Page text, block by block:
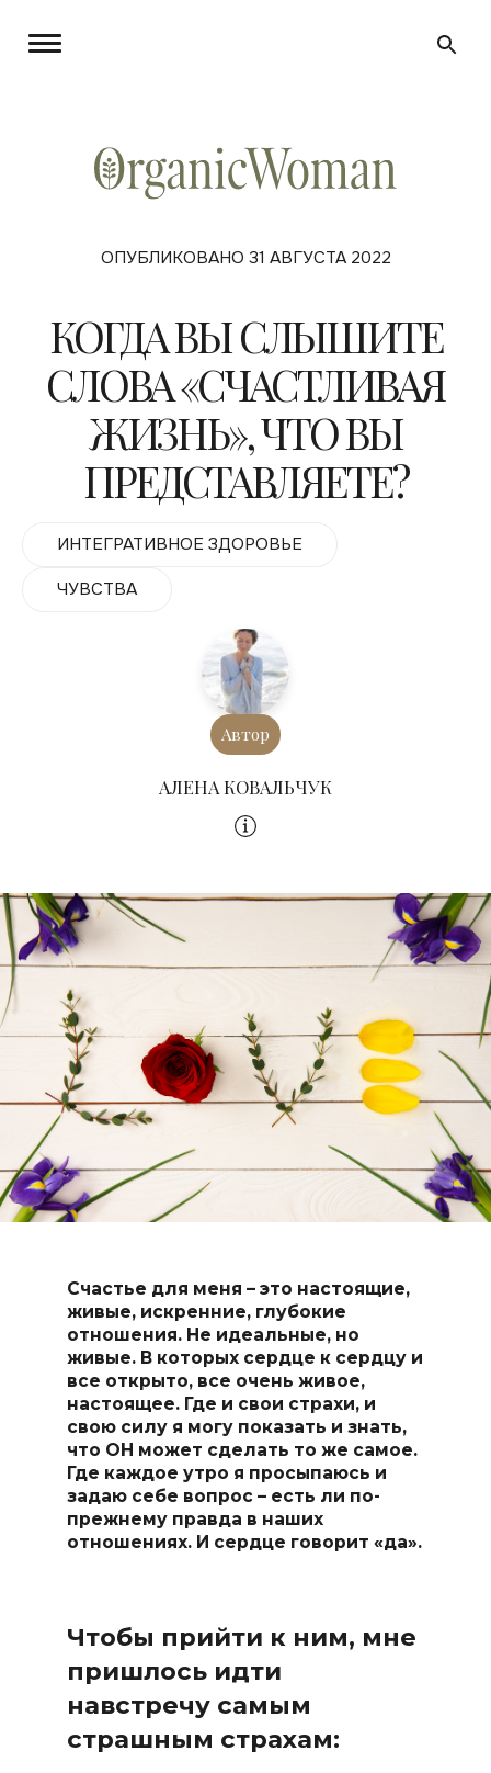
ОПУБЛИКОВАНО 31 АВГУСТА 2022
КОГДА ВЫ СЛЫШИТЕ
СЛОВА «СЧАСТЛИВАЯ
ЖИЗНЬ», ЧТО ВЫ
ПРЕДСТАВЛЯЕТЕ?
ИНТЕГРАТИВНОЕ ЗДОРОВЬЕ
ЧУВСТВА
Автор
АЛЕНА КОВАЛЬЧУК
Счастье для меня – это настоящие,
живые, искренние, глубокие
отношения. Не идеальные, но
живые. В которых сердце к сердцу и
все открыто, все очень живое,
настоящее. Где и свои страхи, и
свою силу я могу показать и знать,
что ОН может сделать то же самое.
Где каждое утро я просыпаюсь и
задаю себе вопрос – есть ли по-
прежнему правда в наших
отношениях. И сердце говорит «да».
Чтобы прийти к ним, мне
пришлось идти
навстречу самым
страшным страхам: